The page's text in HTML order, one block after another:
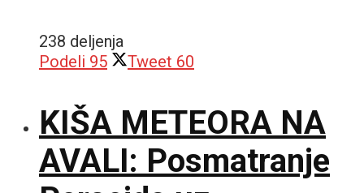
238 deljenja
Podeli 95 Tweet 60
KIŠA METEORA NA
AVALI: Posmatranje